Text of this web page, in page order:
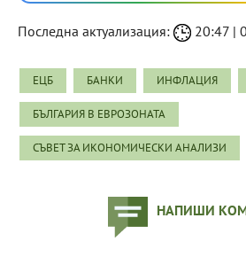
Последна актуализация: 20:47 |
ЕЦБ БАНКИ ИНФЛАЦИЯ
БЪЛГАРИЯ В ЕВРОЗОНАТА
СЪВЕТ ЗА ИКОНОМИЧЕСКИ АНАЛИЗИ
НАПИШИ